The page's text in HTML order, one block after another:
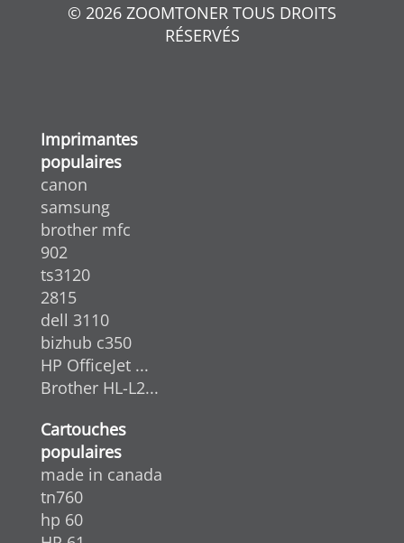
© 2026 ZOOMTONER TOUS DROITS
RÉSERVÉS
Imprimantes
populaires
canon
samsung
brother mfc
902
ts3120
2815
dell 3110
bizhub c350
HP OfficeJet ...
Brother HL-L2...
Cartouches
populaires
made in canada
tn760
hp 60